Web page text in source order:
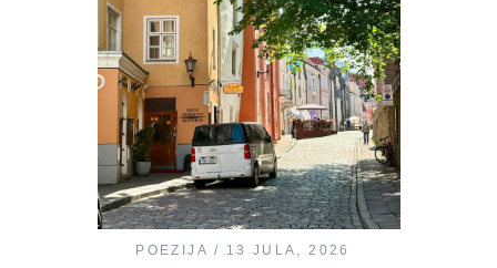
POEZIJA 13 JULA, 2026